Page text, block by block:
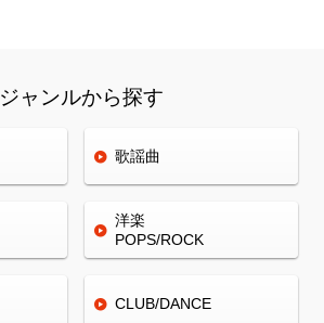
ジャンルから探す
歌謡曲
洋楽
POPS/ROCK
CLUB/DANCE